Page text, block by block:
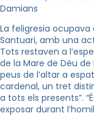
Damians
La feligresia
Santuari, amb una
Tots restaven a
de la Mare de Déu
peus de l’altar a
cardenal, un tret
a tots els presents”.
exposar durant